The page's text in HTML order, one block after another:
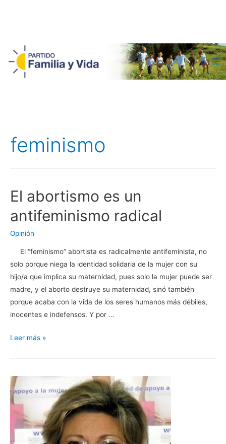
feminismo
El abortismo es un
antifeminismo radical
Opinión
El “feminismo” abortista es radicalmente antifeminista, no
solo porque niega la identidad solidaria de la mujer con su
hijo/a que implica su maternidad, pues solo la mujer puede ser
madre, y el aborto destruye su maternidad, sinó también
porque acaba con la vida de los seres humanos más débiles,
inocentes e indefensos. Y por …
El
un
antifeminismo
radical
Leer más »